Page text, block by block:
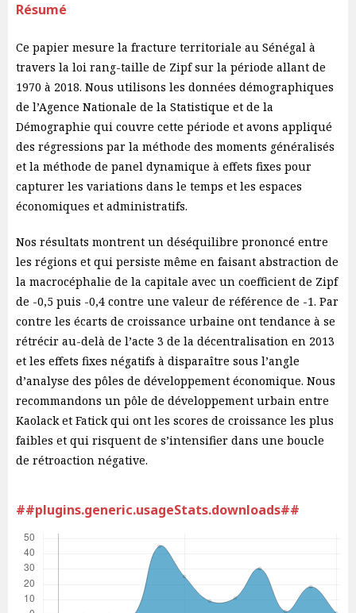
Résumé
Ce papier mesure la fracture territoriale au Sénégal à
travers la loi rang-taille de Zipf sur la période allant de
1970 à 2018. Nous utilisons les données démographiques
de l’Agence Nationale de la Statistique et de la
Démographie qui couvre cette période et avons appliqué
des régressions par la méthode des moments généralisés
et la méthode de panel dynamique à effets fixes pour
capturer les variations dans le temps et les espaces
économiques et administratifs.
Nos résultats montrent un déséquilibre prononcé entre
les régions et qui persiste même en faisant abstraction de
la macrocéphalie de la capitale avec un coefficient de Zipf
de -0,5 puis -0,4 contre une valeur de référence de -1. Par
contre les écarts de croissance urbaine ont tendance à se
rétrécir au-delà de l’acte 3 de la décentralisation en 2013
et les effets fixes négatifs à disparaître sous l’angle
d’analyse des pôles de développement économique. Nous
recommandons un pôle de développement urbain entre
Kaolack et Fatick qui ont les scores de croissance les plus
faibles et qui risquent de s’intensifier dans une boucle
de rétroaction négative.
##plugins.generic.usageStats.downloads##